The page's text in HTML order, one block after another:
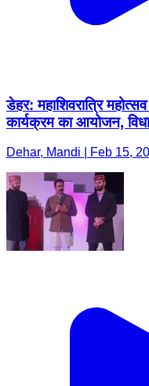
डेहर: महाशिवरात्रि
कार्यक्रम का आयोजन,
Dehar, Mandi | Feb 15,